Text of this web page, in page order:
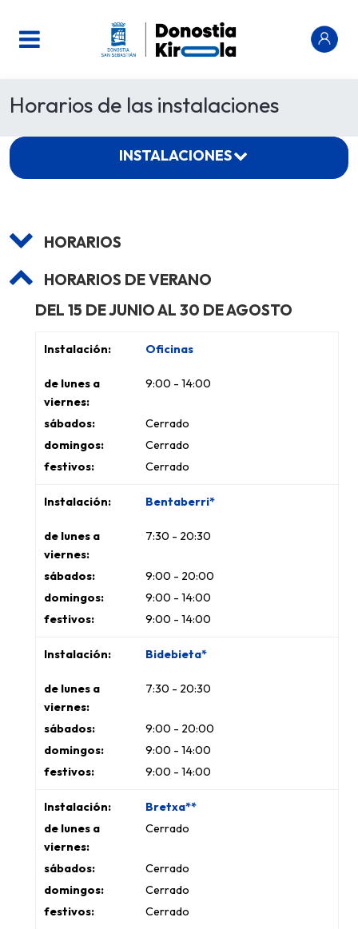
Horarios de las instalaciones
HORARIOS
HORARIOS DE VERANO
DEL 15 DE JUNIO AL 30 DE AGOSTO
Oficinas
9:00 - 14:00
Cerrado
Cerrado
Cerrado
Bentaberri*
7:30 - 20:30
9:00 - 20:00
9:00 - 14:00
9:00 - 14:00
Bidebieta*
7:30 - 20:30
9:00 - 20:00
9:00 - 14:00
9:00 - 14:00
Bretxa**
Cerrado
Cerrado
Cerrado
Cerrado
INSTALACIONES